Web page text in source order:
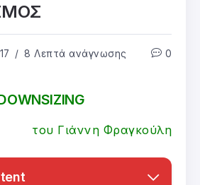
8 Λεπτά ανάγνωσης 0
του Γιάννη Φραγκούλη